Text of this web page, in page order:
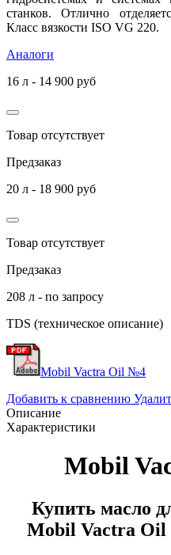
станков. Отлично
Класс вязкости ISO VG 220.
Аналоги
16 л - 14 900 руб
Товар отсутствует
Предзаказ
20 л - 18 900 руб
Товар отсутствует
Предзаказ
208 л - по запросу
TDS (техническое описание)
Mobil Vactra Oil №4
Добавить к сравнению
Описание
Характеристики
Mobil
Купить масло
Mobil Vactra Oil